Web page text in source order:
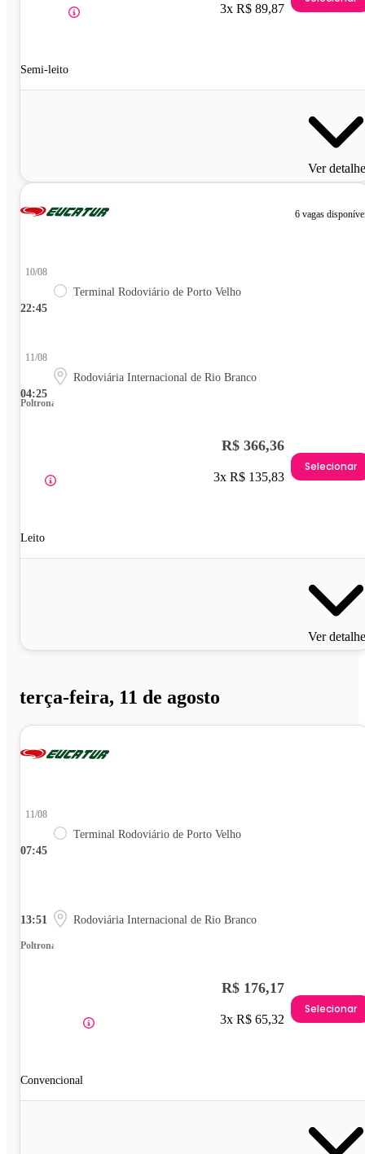
Semi-leito
3x R$ 89,87
Ver
6 vagas
22:45
10/08
Terminal Rodoviário de Porto Velho
04:25
11/08
Rodoviária Internacional de Rio Branco
Poltrona
Leito
R$ 366,36
3x R$ 135,83
Selecionar
Ver
terça-feira, 11 de agosto
07:45
11/08
Terminal Rodoviário de Porto Velho
13:51 Rodoviária Internacional de Rio Branco
Poltrona
Convencional
R$ 176,17
3x R$ 65,32
Selecionar